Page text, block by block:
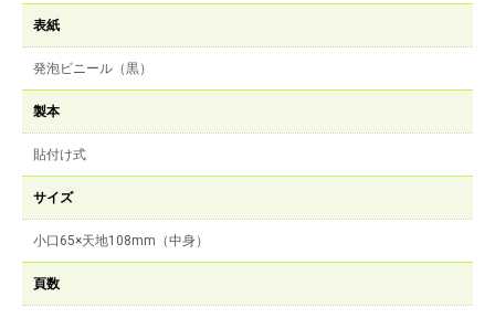
表紙
発泡ビニール（黒）
製本
貼付け式
サイズ
小口65×天地108mm（中身）
頁数